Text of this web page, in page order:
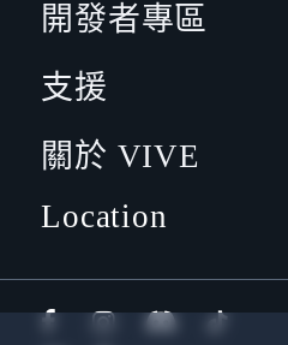
開發者專區
支援
關於 VIVE
Location